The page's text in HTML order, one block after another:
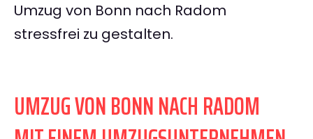
Umzug von Bonn nach Radom
stressfrei zu gestalten.
UMZUG VON BONN NACH RADOM